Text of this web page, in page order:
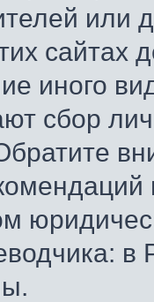
или
сайтах
иного
сбор
в